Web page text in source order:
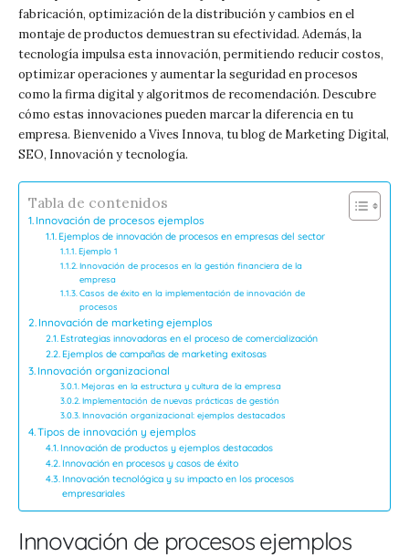
fabricación, optimización de la distribución y cambios en el
montaje de productos demuestran su efectividad. Además, la
tecnología impulsa esta innovación, permitiendo reducir costos,
optimizar operaciones y aumentar la seguridad en procesos
como la firma digital y algoritmos de recomendación. Descubre
cómo estas innovaciones pueden marcar la diferencia en tu
empresa. Bienvenido a Vives Innova, tu blog de Marketing Digital,
SEO, Innovación y tecnología.
Tabla de contenidos
Innovación de procesos ejemplos
Ejemplos de innovación de procesos en empresas del sector
Ejemplo 1
Innovación de procesos en la gestión financiera de la
empresa
Casos de éxito en la implementación de innovación de
procesos
Innovación de marketing ejemplos
Estrategias innovadoras en el proceso de comercialización
Ejemplos de campañas de marketing exitosas
Innovación organizacional
Mejoras en la estructura y cultura de la empresa
Implementación de nuevas prácticas de gestión
Innovación organizacional: ejemplos destacados
Tipos de innovación y ejemplos
Innovación de productos y ejemplos destacados
Innovación en procesos y casos de éxito
Innovación tecnológica y su impacto en los procesos
empresariales
Innovación de procesos ejemplos